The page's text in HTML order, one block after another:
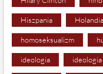
Hiszpania Holandia
homoseksualizm
ideologia